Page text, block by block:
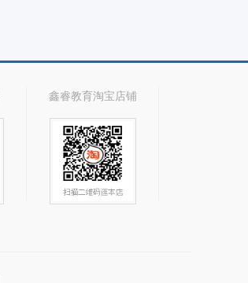
鑫睿教育淘宝店铺